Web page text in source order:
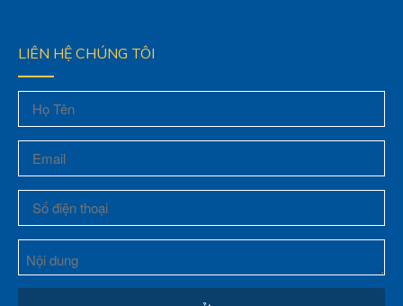
LIÊN HỆ CHÚNG TÔI